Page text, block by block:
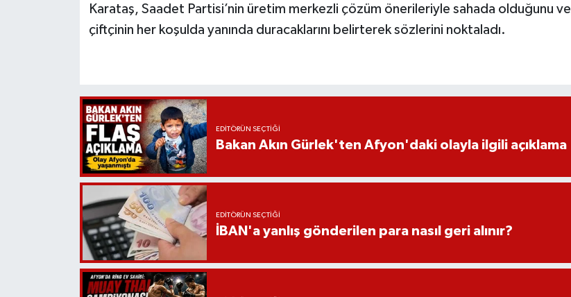
Karataş, Saadet Partisi’nin üretim merkezli çözüm önerileriyle sahada olduğunu ve
çiftçinin her koşulda yanında duracaklarını belirterek sözlerini noktaladı.
EDITÖRÜN SEÇTIĞI
Bakan Akın Gürlek'ten Afyon'daki olayla ilgili açıklama
EDITÖRÜN SEÇTIĞI
İBAN'a yanlış gönderilen para nasıl geri alınır?